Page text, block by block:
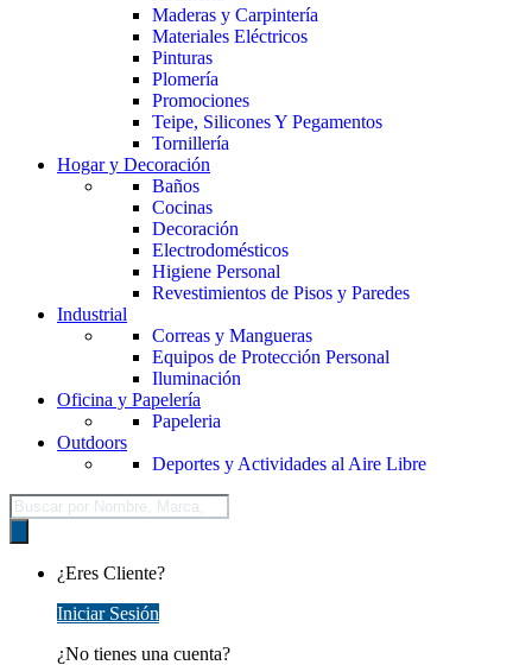
Maderas y Carpintería
Materiales Eléctricos
Pinturas
Plomería
Promociones
Teipe, Silicones Y Pegamentos
Tornillería
Hogar y Decoración
Baños
Cocinas
Decoración
Electrodomésticos
Higiene Personal
Revestimientos de Pisos y Paredes
Industrial
Correas y Mangueras
Equipos de Protección Personal
Iluminación
Oficina y Papelería
Papeleria
Outdoors
Deportes y Actividades al Aire Libre
Búsqueda
de
productos
¿Eres Cliente?
Iniciar Sesión
¿No tienes una cuenta?